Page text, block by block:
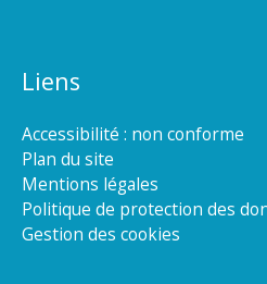
Liens
Accessibilité : non conforme
Plan du site
Mentions légales
Politique de protection des
Gestion des cookies